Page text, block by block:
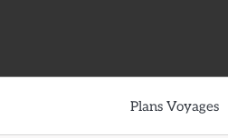
Plans Voyages